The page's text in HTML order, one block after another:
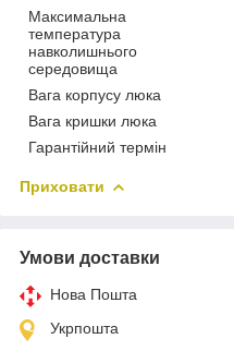
Максимальна
температура
навколишнього
середовища
Вага корпусу люка
Вага кришки люка
Гарантійний термін
Приховати
Умови доставки
Нова Пошта
Укрпошта